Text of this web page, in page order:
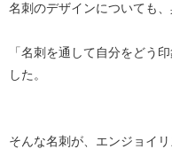
名刺のデザインについても
「名刺を通して自分をどう
した。
そんな名刺が、エンジョイ